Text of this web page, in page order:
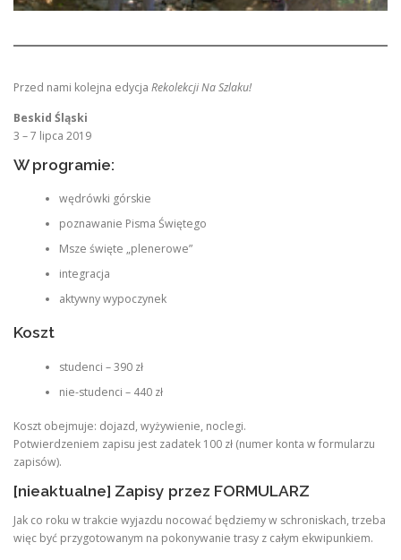
Przed nami kolejna edycja Rekolekcji Na Szlaku!
Beskid Śląski
3 – 7 lipca 2019
W programie:
wędrówki górskie
poznawanie Pisma Świętego
Msze święte „plenerowe”
integracja
aktywny wypoczynek
Koszt
studenci – 390 zł
nie-studenci – 440 zł
Koszt obejmuje: dojazd, wyżywienie, noclegi.
Potwierdzeniem zapisu jest zadatek 100 zł (numer konta w formularzu
zapisów).
[nieaktualne] Zapisy przez FORMULARZ
Jak co roku w trakcie wyjazdu nocować będziemy w schroniskach, trzeba
więc być przygotowanym na pokonywanie trasy z całym ekwipunkiem.